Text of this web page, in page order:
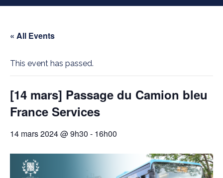
« All Events
This event has passed.
[14 mars] Passage du Camion bleu
France Services
14 mars 2024 @ 9h30 - 16h00